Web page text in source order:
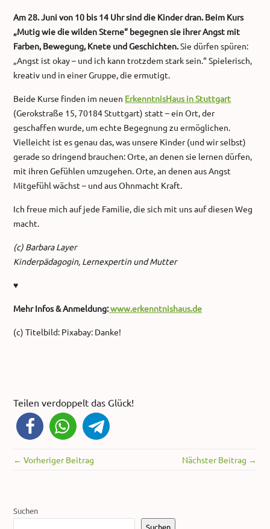
Am 28. Juni von 10 bis 14 Uhr sind die Kinder dran. Beim Kurs
„Mutig wie die wilden Sterne“ begegnen sie ihrer Angst mit
Farben, Bewegung, Knete und Geschichten.Sie dürfen spüren:
„Angst ist okay – und ich kann trotzdem stark sein.“ Spielerisch,
kreativ und in einer Gruppe, die ermutigt.
Beide Kurse finden im neuen ErkenntnisHaus in Stuttgart
(Gerokstraße 15, 70184 Stuttgart) statt – ein Ort, der
geschaffen wurde, um echte Begegnung zu ermöglichen.
Vielleicht ist es genau das, was unsere Kinder (und wir selbst)
gerade so dringend brauchen: Orte, an denen sie lernen dürfen,
mit ihren Gefühlen umzugehen. Orte, an denen aus Angst
Mitgefühl wächst – und aus Ohnmacht Kraft.
Ich freue mich auf jede Familie, die sich mit uns auf diesen Weg
macht.
(c) Barbara Layer
Kinderpädagogin, Lernexpertin und Mutter
♥
Mehr Infos & Anmeldung:www.erkenntnishaus.de
(c) Titelbild: Pixabay: Danke!
Teilen verdoppelt das Glück!
← Vorheriger Beitrag Nächster Beitrag →
Suchen
Suchen